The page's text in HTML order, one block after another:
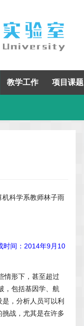
教学工作 项目课题
科学系教师林子雨
时间：2014年9月10
情形下，甚至超过
，包括基因学、航
，分析人员可以利
战，尤其是在许多